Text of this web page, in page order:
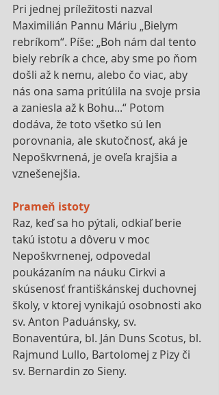
Pri jednej príležitosti nazval
Maximilián Pannu Máriu „Bielym
rebríkom“. Píše: „Boh nám dal tento
biely rebrík a chce, aby sme po ňom
došli až k nemu, alebo čo viac, aby
nás ona sama pritúlila na svoje prsia
a zaniesla až k Bohu...“ Potom
dodáva, že toto všetko sú len
porovnania, ale skutočnosť, aká je
Nepoškvrnená, je oveľa krajšia a
vznešenejšia.
Prameň istoty
Raz, keď sa ho pýtali, odkiaľ berie
takú istotu a dôveru v moc
Nepoškvrnenej, odpovedal
poukázaním na náuku Cirkvi a
skúsenosť františkánskej duchovnej
školy, v ktorej vynikajú osobnosti ako
sv. Anton Paduánsky, sv.
Bonaventúra, bl. Ján Duns Scotus, bl.
Rajmund Lullo, Bartolomej z Pizy či
sv. Bernardin zo Sieny.